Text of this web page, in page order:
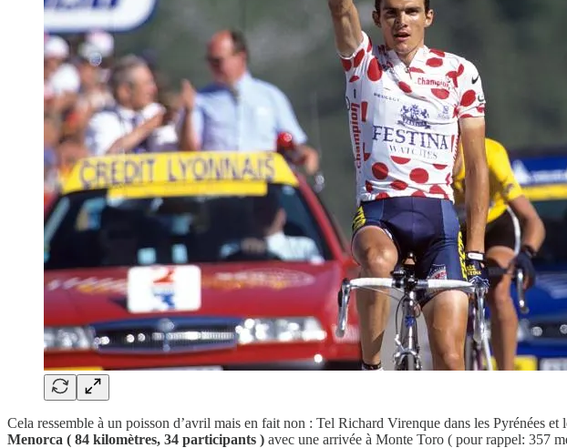
Cela ressemble à un poisson d’avril mais en fait non : Tel Richard Virenque dans les Pyrénées
Menorca ( 84 kilomètres, 34 participants ) avec une arrivée à Monte Toro ( pour rappel: 357